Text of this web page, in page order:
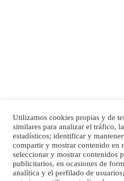
SHIBA PERDIDO AVDA JOSE MESA Y
PERRO MACHO RAZA SHIBA CON
MESA Y LOPEZ. ES MUY ASUSTADIZO
Leales.org » Gran Canaria | 6.7.2025
Inicio Publicidad
Aviso Legal
Enlaces de
Utilizamos cookies propias y de
similares para analizar el tráfico,
estadísticos; identificar y
compartir y mostrar contenido en
seleccionar y mostrar contenidos
publicitarios, en ocasiones de
analítica y el perfilado de